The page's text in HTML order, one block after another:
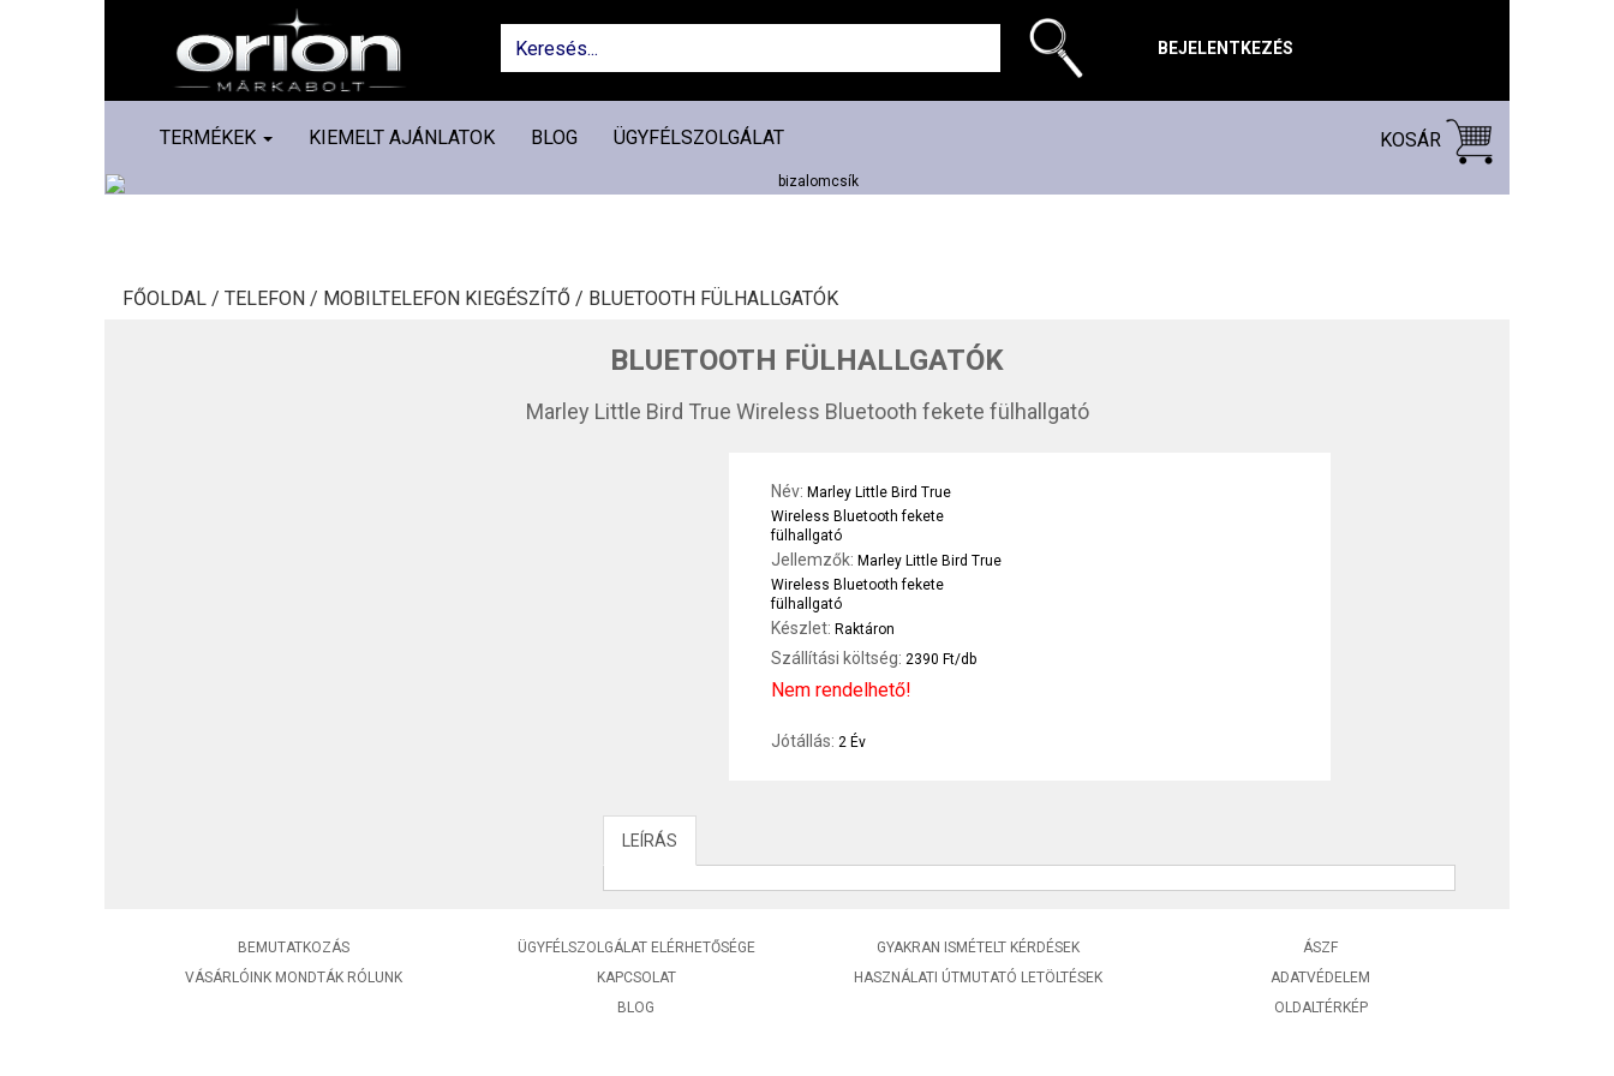
BEJELENTKEZÉS
TERMÉKEK KIEMELT AJÁNLATOK BLOG ÜGYFÉLSZOLGÁLAT KOSÁR
FŐOLDAL / TELEFON / MOBILTELEFON KIEGÉSZÍTŐ / BLUETOOTH FÜLHALLGATÓK
BLUETOOTH FÜLHALLGATÓK
Marley Little Bird True Wireless Bluetooth fekete fülhallgató
Név: Marley Little Bird True
Wireless Bluetooth fekete
fülhallgató
Jellemzők: Marley Little Bird True
Wireless Bluetooth fekete
fülhallgató
Készlet: Raktáron
Szállítási költség: 2390 Ft/db
Nem rendelhető!
Jótállás: 2 Év
LEÍRÁS
BEMUTATKOZÁS
VÁSÁRLÓINK MONDTÁK RÓLUNK
ÜGYFÉLSZOLGÁLAT ELÉRHETŐSÉGE
KAPCSOLAT
BLOG
GYAKRAN ISMÉTELT KÉRDÉSEK
HASZNÁLATI ÚTMUTATÓ LETÖLTÉSEK
ÁSZF
ADATVÉDELEM
OLDALTÉRKÉP